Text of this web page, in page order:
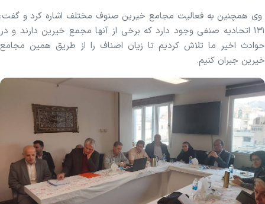
وی همچنین به فعالیت مجامع خیرین صنوف مختلف اشاره کرد و گفت:
۱۳۱ اتحادیه صنفی وجود دارد که برخی از آنها مجمع خیرین دارند و در
حوادث اخیر ما تلاش کردیم تا زیان اصناف را از طریق همین مجامع
خیرین جبران کنیم.